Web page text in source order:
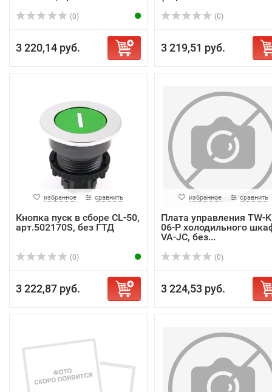
(0)
3 220,14 руб.
(0)
3 219,51 руб.
избранное сравнить
Кнопка пуск в сборе CL-50,
арт.502170S, без ГТД
(0)
3 222,87 руб.
избранное сравнить
Плата управления TW-
06-P холодильного
VA-JC, без...
(0)
3 224,53 руб.